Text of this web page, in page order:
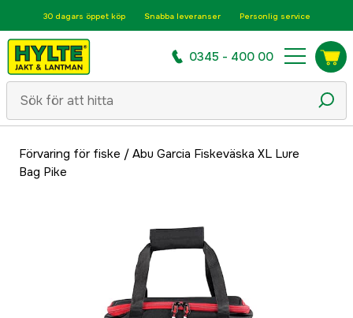
30 dagars öppet köp Snabba leveranser Personlig service
0345 - 400 00
Förvaring för fiske / Abu Garcia Fiskeväska XL Lure
Bag Pike